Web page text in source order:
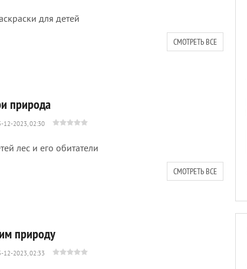
для детей
СМОТРЕТЬ ВСЕ
природа
12-2023, 02:30
лес и его обитатели
СМОТРЕТЬ ВСЕ
природу
12-2023, 02:33